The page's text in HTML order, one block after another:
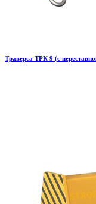
Траверса ТРК 9 (с